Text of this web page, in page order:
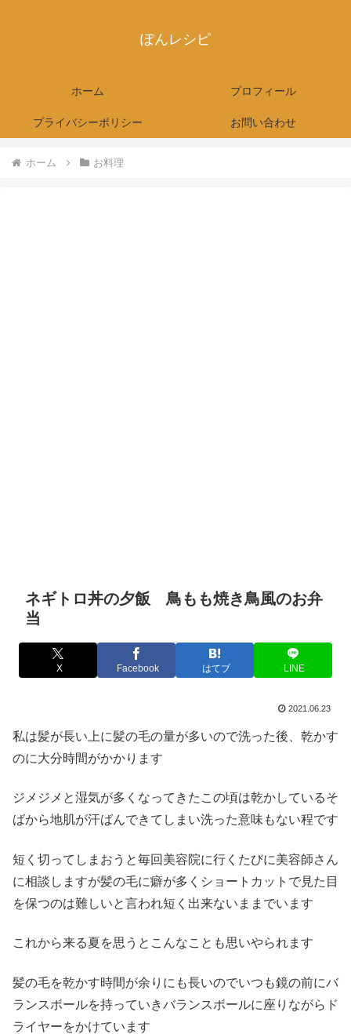
ぽんレシピ
ホーム プロフィール
プライバシーポリシー お問い合わせ
ホーム お料理
ネギトロ丼の夕飯 鳥もも焼き鳥風のお弁
当
X Facebook はてブ LINE
2021.06.23
私は髪が長い上に髪の毛の量が多いので洗った後、乾かす
のに大分時間がかかります
ジメジメと湿気が多くなってきたこの頃は乾かしているそ
ばから地肌が汗ばんできてしまい洗った意味もない程です
短く切ってしまおうと毎回美容院に行くたびに美容師さん
に相談しますが髪の毛に癖が多くショートカットで見た目
を保つのは難しいと言われ短く出来ないままでいます
これから来る夏を思うとこんなことも思いやられます
髪の毛を乾かす時間が余りにも長いのでいつも鏡の前にバ
ランスボールを持っていきバランスボールに座りながらド
ライヤーをかけています